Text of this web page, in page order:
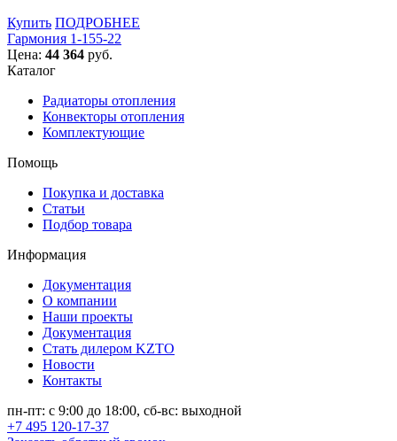
Купить ПОДРОБНЕЕ
Гармония 1-155-22
Цена: 44 364 руб.
Каталог
Радиаторы отопления
Конвекторы отопления
Комплектующие
Помощь
Покупка и доставка
Статьи
Подбор товара
Информация
Документация
О компании
Наши проекты
Документация
Стать дилером KZTO
Новости
Контакты
пн-пт: с 9:00 до 18:00, сб-вс: выходной
+7 495 120-17-37